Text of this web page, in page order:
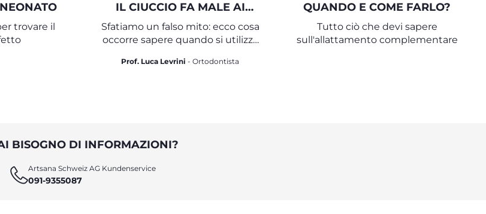
trovare il
IL CIUCCIO FA MALE AI
DENTI?
Sfatiamo un falso mito: ecco cosa
occorre sapere quando si utilizza
Prof. Luca Levrini - Ortodontista
QUANDO E COME FARLO?
Tutto ciò che devi sapere
sull'allattamento complementare
BISOGNO DI INFORMAZIONI?
Artsana Schweiz AG Kundenservice
091-9355087